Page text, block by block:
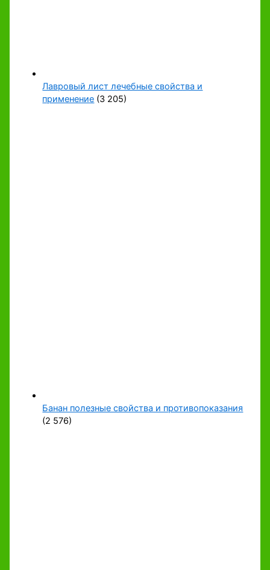
Лавровый лист лечебные свойства и
применение (3 205)
Банан полезные свойства и противопоказания
(2 576)